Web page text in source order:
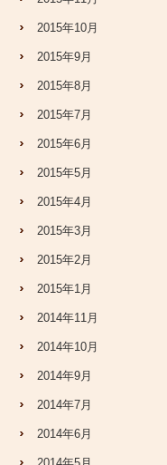
2015年10月
2015年9月
2015年8月
2015年7月
2015年6月
2015年5月
2015年4月
2015年3月
2015年2月
2015年1月
2014年11月
2014年10月
2014年9月
2014年7月
2014年6月